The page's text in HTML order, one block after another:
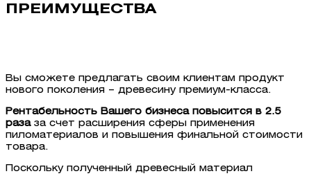
ПРЕИМУЩЕСТВА
Вы сможете предлагать своим клиентам продукт
нового поколения – древесину премиум-класса.
Рентабельность Вашего бизнеса повысится в 2.5
разаза счет расширения сферы применения
пиломатериалов и повышения финальной стоимости
товара.
Поскольку полученный древесный материал